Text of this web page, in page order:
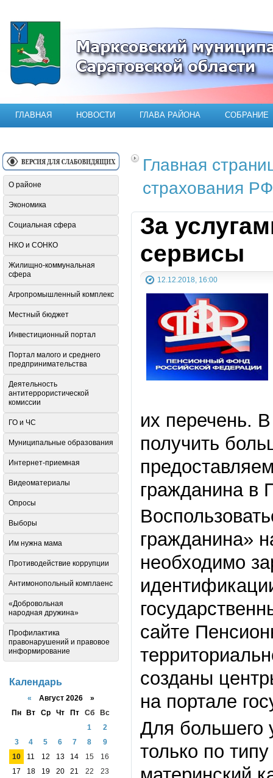
Официальный сайт Марксовского
ГЛАВНАЯ НОВОСТИ ГЛАВА РАЙОНА СОБРАНИЕ
Главная
страхования РФ
За
сервисы
12.12.2018, 16:00
их перечень.
получить
гражданина в
гражданина»
необходимо
сайте
созданы
на портале
Для большего
только по
О районе
Экономика
Социальная сфера
НКО и СОНКО
Жилищно-коммунальная
сфера
Агропромышленный комплекс
Местный бюджет
Инвестиционный портал
Портал малого и среднего
предпринимательства
Деятельность
антитеррористической
комиссии
ГО и ЧС
Муниципальные образования
Интернет-приемная
Видеоматериалы
Опросы
Выборы
Им нужна мама
Противодействие коррупции
Антимонопольный комплаенс
«Добровольная
народная дружина»
Профилактика
правонарушений и правовое
информирование
Календарь
« Август 2026 »
Пн
Вт Ср Чт Пт Сб
Вс
1
2
3
4 5 6 7 8
9
10
11 12 13 14 15
16
17
18 19 20 21 22
23